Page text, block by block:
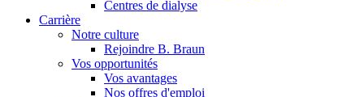
Centres de dialyse
Carrière
Notre culture
Rejoindre B. Braun
Vos opportunités
Vos avantages
Nos offres d'emploi